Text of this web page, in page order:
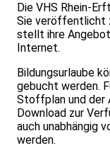
Die VHS Rhein-
Sie veröffentlicht
stellt ihre
Internet.
Bildungsurlaube
gebucht werden.
Stoffplan und der
Download zur
auch unabhängig
werden.